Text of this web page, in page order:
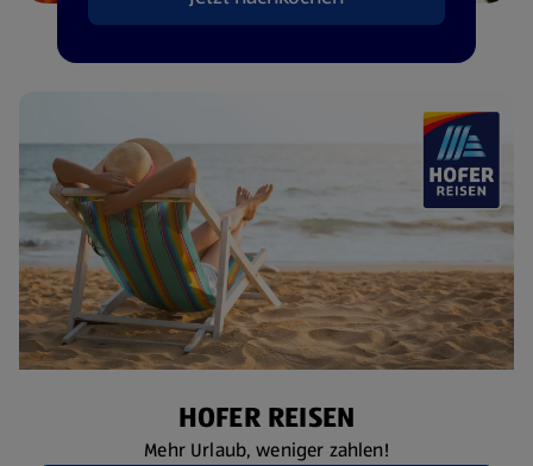
HOFER REISEN
Mehr Urlaub, weniger zahlen!